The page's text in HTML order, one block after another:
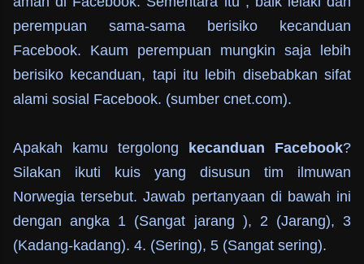
perempuan sama-sama berisiko kecanduan
Facebook. Kaum perempuan mungkin saja lebih
berisiko kecanduan, tapi itu lebih disebabkan sifat
alami sosial Facebook. (sumber cnet.com).
Apakah kamu tergolong kecanduan Facebook?
Silakan ikuti kuis yang disusun tim ilmuwan
Norwegia tersebut. Jawab pertanyaan di bawah ini
dengan angka 1 (Sangat jarang ), 2 (Jarang), 3
(Kadang-kadang). 4. (Sering), 5 (Sangat sering).